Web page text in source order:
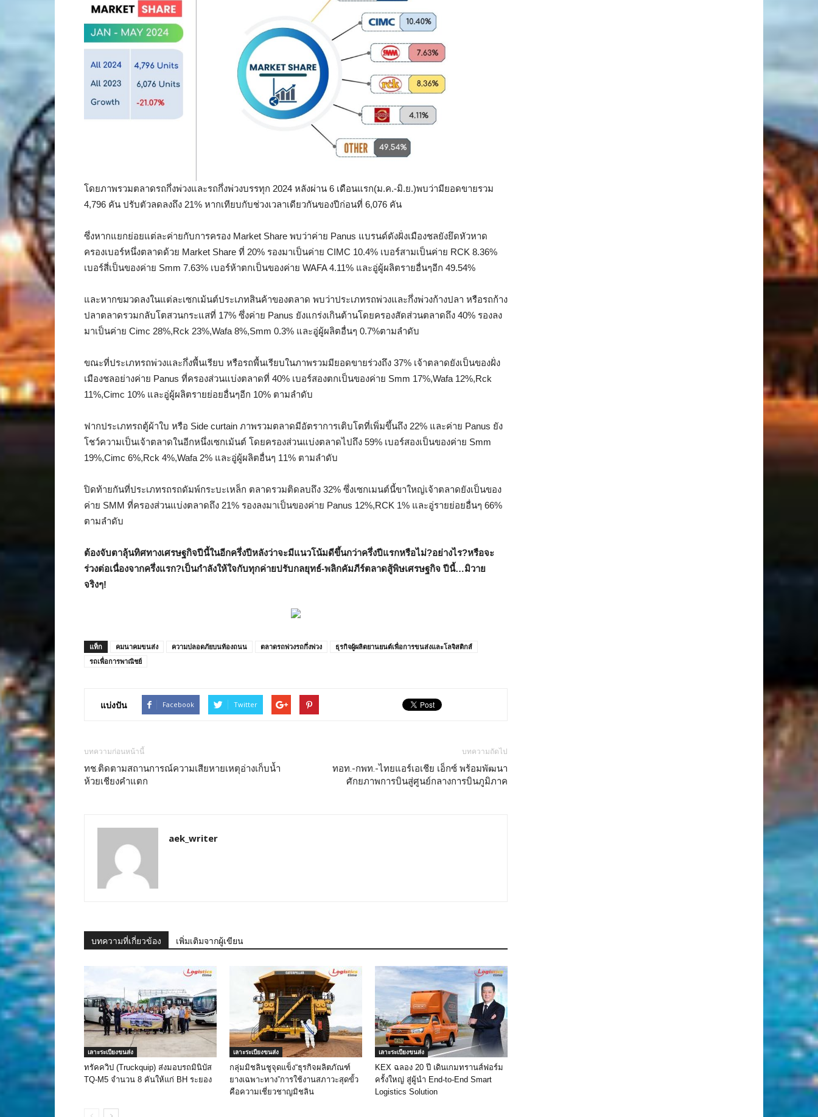
โดยภาพรวมตลาดรถกึ่งพ่วงและรถกึ่งพ่วงบรรทุก 2024 หลังผ่าน 6 เดือนแรก(ม.ค.-มิ.ย.)พบว่ามียอดขายรวม
4,796 คัน ปรับตัวลดลงถึง 21% หากเทียบกับช่วงเวลาเดียวกันของปีก่อนที่ 6,076 คัน
ซึ่งหากแยกย่อยแต่ละค่ายกับการครอง Market Share พบว่าค่าย Panus แบรนด์ดังฝั่งเมืองชลยังยึดหัวหาด
ครองเบอร์หนึ่งตลาดด้วย Market Share ที่ 20% รองมาเป็นค่าย CIMC 10.4% เบอร์สามเป็นค่าย RCK 8.36%
เบอร์สี่เป็นของค่าย Smm 7.63% เบอร์ห้าตกเป็นของค่าย WAFA 4.11% และอู่ผู้ผลิตรายอื่นๆอีก 49.54%
และหากขมวดลงในแต่ละเซกเม้นต์ประเภทสินค้าของตลาด พบว่าประเภทรถพ่วงและกึ่งพ่วงก้างปลา หรือรถก้าง
ปลาตลาดรวมกลับโตสวนกระแสที่ 17% ซึ่งค่าย Panus ยังแกร่งเกินต้านโดยครองสัดส่วนตลาดถึง 40% รองลง
มาเป็นค่าย Cimc 28%,Rck 23%,Wafa 8%,Smm 0.3% และอู่ผู้ผลิตอื่นๆ 0.7%ตามลำดับ
ขณะที่ประเภทรถพ่วงและกึ่งพื้นเรียบ หรือรถพื้นเรียบในภาพรวมมียอดขายร่วงถึง 37% เจ้าตลาดยังเป็นของฝั่ง
เมืองชลอย่างค่าย Panus ที่ครองส่วนแบ่งตลาดที่ 40% เบอร์สองตกเป็นของค่าย Smm 17%,Wafa 12%,Rck
11%,Cimc 10% และอู่ผู้ผลิตรายย่อยอื่นๆอีก 10% ตามลำดับ
ฟากประเภทรถตู้ผ้าใบ หรือ Side curtain ภาพรวมตลาดมีอัตราการเติบโตที่เพิ่มขึ้นถึง 22% และค่าย Panus ยัง
โชว์ความเป็นเจ้าตลาดในอีกหนึ่งเซกเม้นต์ โดยครองส่วนแบ่งตลาดไปถึง 59% เบอร์สองเป็นของค่าย Smm
19%,Cimc 6%,Rck 4%,Wafa 2% และอู่ผู้ผลิตอื่นๆ 11% ตามลำดับ
ปิดท้ายกันที่ประเภทรถรถดัมพ์กระบะเหล็ก ตลาดรวมติดลบถึง 32% ซึ่งเซกเมนต์นี้ขาใหญ่เจ้าตลาดยังเป็นของ
ค่าย SMM ที่ครองส่วนแบ่งตลาดถึง 21% รองลงมาเป็นของค่าย Panus 12%,RCK 1% และอู่รายย่อยอื่นๆ 66%
ตามลำดับ
ต้องจับตาลุ้นทิศทางเศรษฐกิจปีนี้ในอีกครึ่งปีหลังว่าจะมีแนวโน้มดีขึ้นกว่าครึ่งปีแรกหรือไม่?อย่างไร?หรือจะ
ร่วงต่อเนื่องจากครึ่งแรก?เป็นกำลังให้ใจกับทุกค่ายปรับกลยุทธ์-พลิกคัมภีร์ตลาดสู้พิษเศรษฐกิจ ปีนี้…มิวาย
จริงๆ!
แท็ก คมนาคมขนส่ง ความปลอดภัยบนท้องถนน ตลาดรถพ่วงรถกึ่งพ่วง
ธุรกิจผู้ผลิตยานยนต์เพื่อการขนส่งและโลจิสติกส์
รถเพื่อการพาณิชย์
แบ่งปัน Facebook Twitter
บทความก่อนหน้านี้
ทช.ติดตามสถานการณ์ความเสียหายเหตุอ่างเก็บน้ำ
ห้วยเชียงคำแตก
บทความถัดไป
ทอท.-กพท.-ไทยแอร์เอเชีย เอ็กซ์ พร้อมพัฒนา
ศักยภาพการบินสู่ศูนย์กลางการบินภูมิภาค
aek_writer
บทความที่เกี่ยวข้อง เพิ่มเติมจากผู้เขียน
เลาะระเบียงขนส่ง
ทรัคควิป (Truckquip) ส่งมอบรถมินิบัส
TQ-M5 จำนวน 8 คันให้แก่ BH ระยอง
เลาะระเบียงขนส่ง
กลุ่มมิชลินชูจุดแข็ง“ธุรกิจผลิตภัณฑ์
ยางเฉพาะทาง”การใช้งานสภาวะสุดขั้ว
คือความเชี่ยวชาญมิชลิน
เลาะระเบียงขนส่ง
KEX ฉลอง 20 ปี เดินเกมทรานส์ฟอร์ม
ครั้งใหญ่ สู่ผู้นำ End-to-End Smart
Logistics Solution